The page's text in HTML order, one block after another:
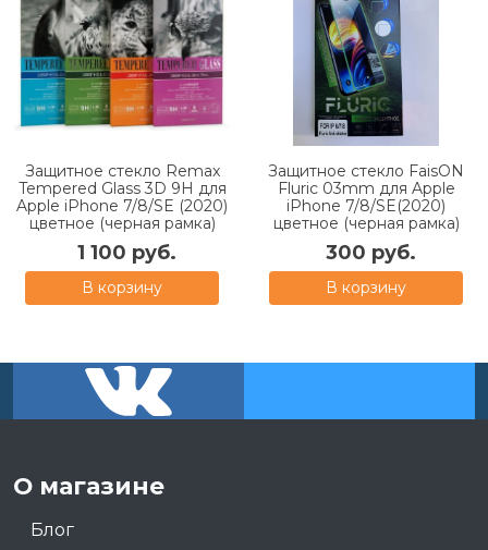
Защитное стекло Remax
Tempered Glass 3D 9H для
Apple iPhone 7/8/SE (2020)
цветное (черная рамка)
1 100 руб.
В корзину
Защитное стекло FaisON
Fluric 03mm для Apple
iPhone 7/8/SE(2020)
цветное (черная рамка)
300 руб.
В корзину
О магазине
Блог